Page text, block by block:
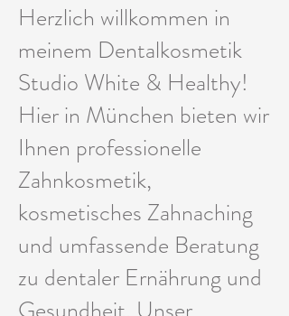
Herzlich willkommen in
meinem Dentalkosmetik
Studio White & Healthy!
Hier in München bieten wir
Ihnen professionelle
Zahnkosmetik,
kosmetisches Zahnaching
und umfassende Beratung
zu dentaler Ernährung und